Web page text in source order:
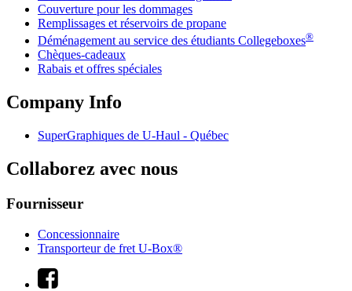
Couverture pour les dommages
Remplissages et réservoirs de propane
Déménagement au service des étudiants Collegeboxes®
Chèques-cadeaux
Rabais et offres spéciales
Company Info
SuperGraphiques de U-Haul - Québec
Collaborez avec nous
Fournisseur
Concessionnaire
Transporteur de fret U-Box®